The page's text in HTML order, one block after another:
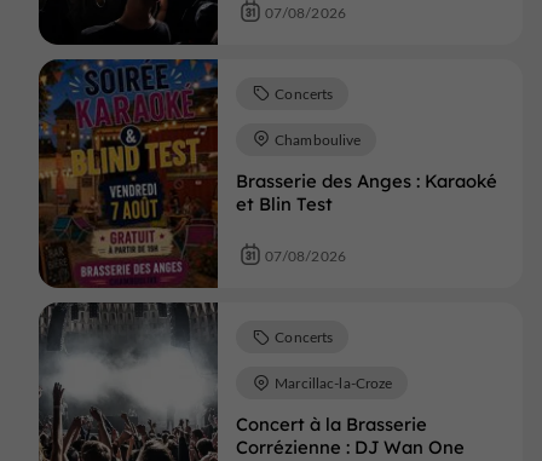
07/08/2026
Brasserie des Anges : Karaoké
et Blin Test
Concerts
Chamboulive
07/08/2026
Concert à la Brasserie
Corrézienne : DJ Wan One
Concerts
Marcillac-la-Croze